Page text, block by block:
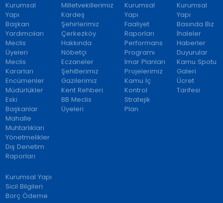
Kurumsal
Yapı
Başkan
Yardımcıları
Meclis
Üyeleri
Meclis
Kararları
Encümenler
Müdürlükler
Eski
Başkanlar
Mahalle
Muhtarlıkları
Yönetmelikler
Dış Denetim
Raporları
Milletvekillerimiz
Kardeş
Şehirlerimiz
Çerkezköy
Hakkında
Nöbetçi
Eczaneler
Şehitlerimiz
Gazilerimiz
Kent Rehberi
BB Meclis
Üyeleri
Kurumsal
Yapı
Faaliyet
Raporları
Performans
Programı
İmar Planları
Projelerimiz
Kamu İç
Kontrol
Stratejik
Plan
Kurumsal
Yapı
Basında Biz
İhaleler
Haberler
Duyurular
Kamu Spotu
Galeri
Ücret
Tarifesi
Kurumsal Yapı
Sicil Bilgileri
Borç Ödeme